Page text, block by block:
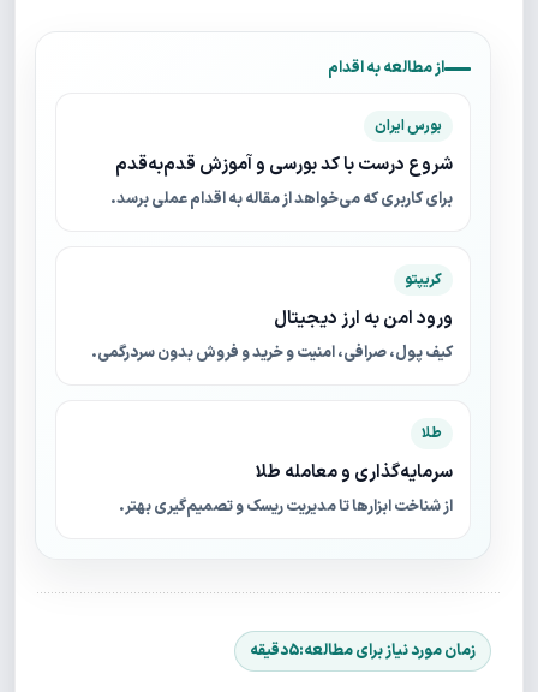
از مطالعه به اقدام
بورس ایران
شروع درست با کد بورسی و آموزش قدم‌به‌قدم
برای کاربری که می‌خواهد از مقاله به اقدام عملی برسد.
کریپتو
ورود امن به ارز دیجیتال
کیف پول، صرافی، امنیت و خرید و فروش بدون سردرگمی.
طلا
سرمایه‌گذاری و معامله طلا
از شناخت ابزارها تا مدیریت ریسک و تصمیم‌گیری بهتر.